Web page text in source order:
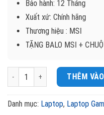
Bảo hành: 12 Tháng
Xuất xứ: Chính hãng
Thương hiệu : MSI
TẶNG BALO MSI +
LAPTOP MSI GF63 THIN
THÊM
Danh mục: Laptop, Laptop